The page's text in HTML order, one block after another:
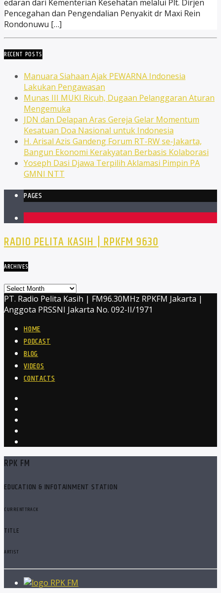
edaran dari Kementerian Kesehatan melalui Plt. Dirjen
Pencegahan dan Pengendalian Penyakit dr Maxi Rein
Rondonuwu […]
RECENT POSTS
Manuara Siahaan Ajak PEWARNA Indonesia
Lakukan Pengawasan
Munas III MUKI Ricuh, Dugaan Pelanggaran Aturan
Mengemuka
JDN dan Delapan Aras Gereja Gelar Momentum
Kesatuan Doa Nasional untuk Indonesia
H. Arisal Azis Gandeng Forum RT-RW se-Jakarta,
Bangun Ekonomi Kerakyatan Berbasis Kolaborasi
Yoseph Dasi Djawa Terpilih Aklamasi Pimpin PA
GMNI NTT
PAGES
RADIO PELITA KASIH | RPKFM 9630
ARCHIVES
Archives
PT. Radio Pelita Kasih | FM96.30MHz RPKFM Jakarta |
Anggota PRSSNI Jakarta No. 092-II/1971
HOME
PODCAST
BLOG
VIDEOS
CONTACTS
RPK FM
EDUCATION & INFOTAINMENT STATION
CURRENT TRACK
TITLE
ARTIST
RPK FM